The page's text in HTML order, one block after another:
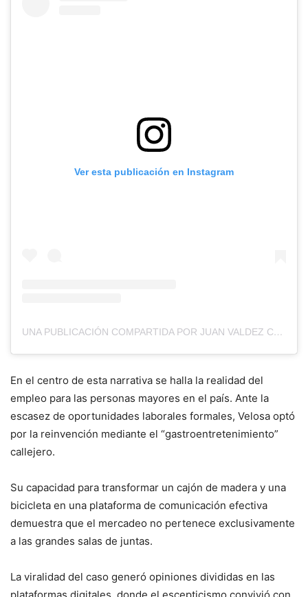
Ver esta publicación en Instagram
UNA PUBLICACIÓN COMPARTIDA POR JUAN VALDEZ CAFÉ (@JUANVALDEZCAFE)
En el centro de esta narrativa se halla la realidad del
empleo para las personas mayores en el país. Ante la
escasez de oportunidades laborales formales, Velosa optó
por la reinvención mediante el “gastroentretenimiento”
callejero.
Su capacidad para transformar un cajón de madera y una
bicicleta en una plataforma de comunicación efectiva
demuestra que el mercadeo no pertenece exclusivamente
a las grandes salas de juntas.
La viralidad del caso generó opiniones divididas en las